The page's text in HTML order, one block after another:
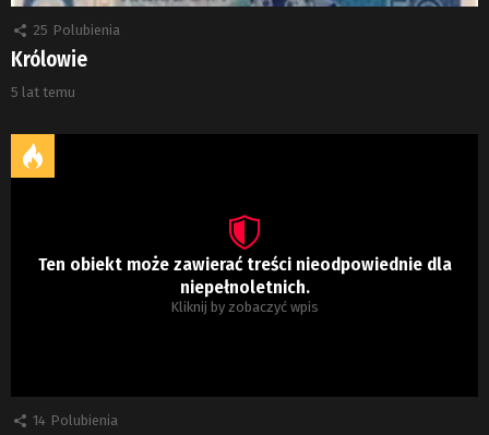
25 Polubienia
Królowie
5 lat temu
Ten obiekt może zawierać treści nieodpowiednie dla
niepełnoletnich.
Kliknij by zobaczyć wpis
14 Polubienia